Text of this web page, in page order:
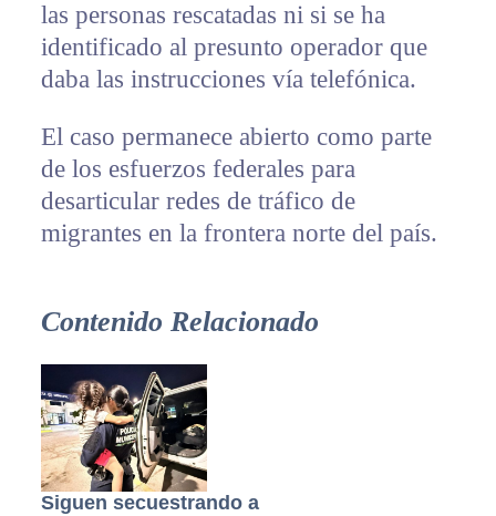
las personas rescatadas ni si se ha
identificado al presunto operador que
daba las instrucciones vía telefónica.
El caso permanece abierto como parte
de los esfuerzos federales para
desarticular redes de tráfico de
migrantes en la frontera norte del país.
Contenido Relacionado
Siguen secuestrando a